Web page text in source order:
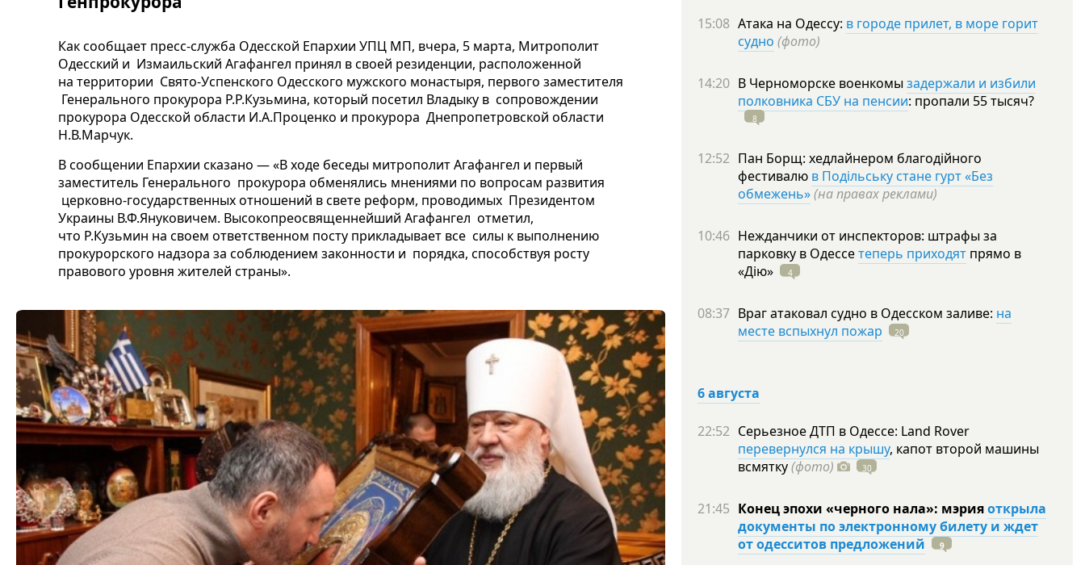
Как сообщает пресс-служба Одесской Епархии УПЦ МП, вчера, 5 марта, Митрополит
Одесский и Измаильский Агафангел принял в своей резиденции, расположенной
на территории Свято-Успенского Одесского мужского монастыря, первого заместителя
Генерального прокурора Р.Р.Кузьмина, который посетил Владыку в сопровождении
прокурора Одесской области И.А.Проценко и прокурора Днепропетровской области
Н.В.Марчук.
В сообщении Епархии сказано — «В ходе беседы митрополит Агафангел и первый
заместитель Генерального прокурора обменялись мнениями по вопросам развития
церковно-государственных отношений в свете реформ, проводимых Президентом
Украины В.Ф.Януковичем. Высокопреосвященнейший Агафангел отметил,
что Р.Кузьмин на своем ответственном посту прикладывает все силы к выполнению
прокурорского надзора за соблюдением законности и порядка, способствуя росту
правового уровня жителей страны».
15:08 Атака на Одессу: в городе прилет, в море горит
судно (фото)
14:20 В Черноморске военкомы задержали и избили
полковника СБУ на пенсии: пропали 55тысяч?
8
12:52 Пан Борщ: хедлайнером благодійного
фестивалю в Подільську стане гурт «Без
обмежень»(на правах реклами)
10:46 Нежданчики от инспекторов: штрафы за
парковку в Одессетеперь приходят прямо в
«Дію»
4
08:37 Враг атаковал судно в Одесском заливе: на
месте вспыхнул пожар
20
6 августа
22:52 Серьезное ДТП в Одессе: Land Rover
перевернулся на крышу, капот второй машины
всмятку(фото) 30
21:45 Конец эпохи «черного нала»: мэрияоткрыла
документы по электронному билету и ждет
от одесситов предложений
9